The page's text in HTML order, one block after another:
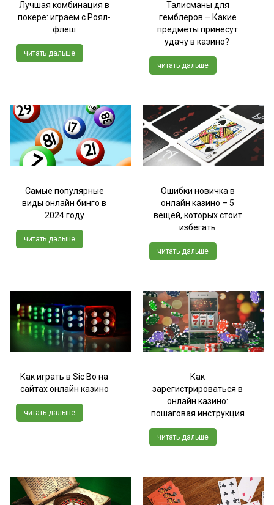
Лучшая комбинация в
покере: играем с Роял-
флеш
читать дальше
Талисманы для
гемблеров – Какие
предметы принесут
удачу в казино?
читать дальше
Самые популярные
виды онлайн бинго в
2024 году
читать дальше
Ошибки новичка в
онлайн казино – 5
вещей, которых стоит
избегать
читать дальше
Как играть в Sic Bo на
сайтах онлайн казино
читать дальше
Как
зарегистрироваться в
онлайн казино:
пошаговая инструкция
читать дальше